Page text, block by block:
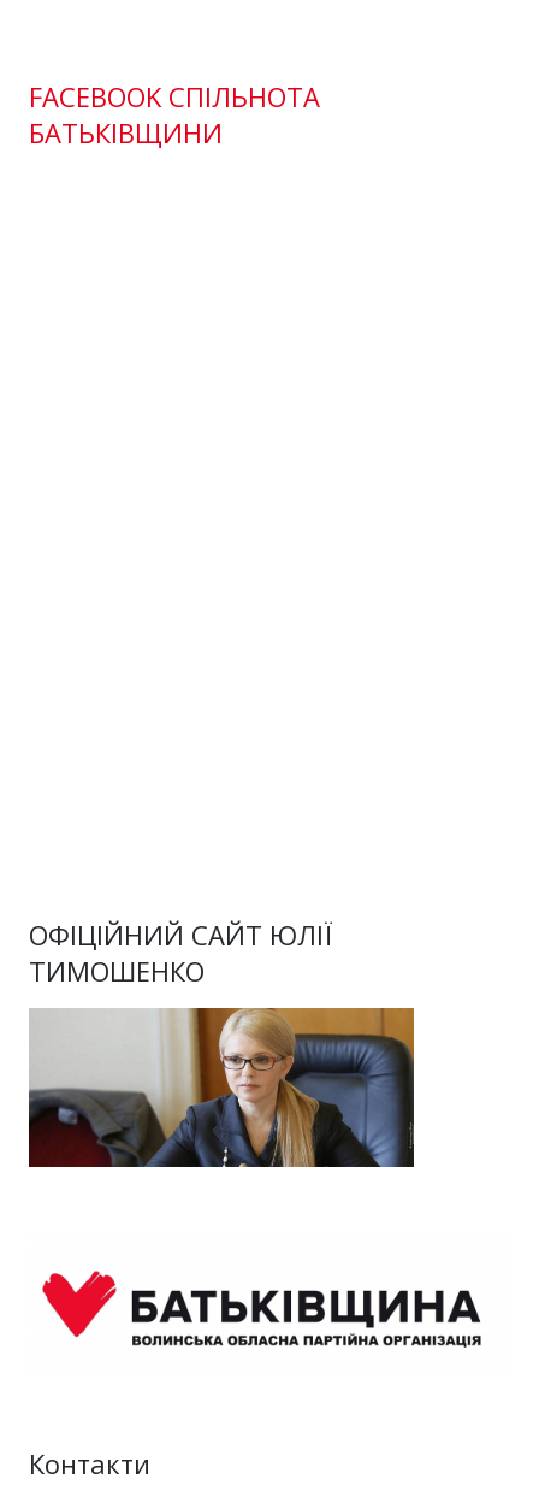
FACEBOOK СПІЛЬНОТА
БАТЬКІВЩИНИ
ОФІЦІЙНИЙ САЙТ ЮЛІЇ
ТИМОШЕНКО
Контакти